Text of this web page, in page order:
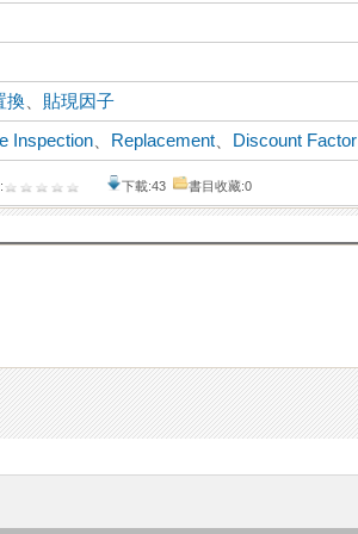
換
貼現因子
Inspection Replacement
Discount Factor
下載:43 書目收藏:0